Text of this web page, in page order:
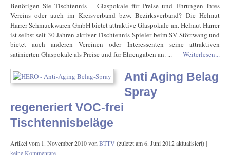
Benötigen Sie Tischtennis – Glaspokale für Preise und Ehrungen Ihres
Vereins oder auch im Kreisverband bzw. Bezirksverband? Die Helmut
Harrer Schmuckwaren GmbH bietet attraktive Glaspokale an. Helmut Harrer
ist selbst seit 30 Jahren aktiver Tischtennis-Spieler beim SV Stöttwang und
bietet auch anderen Vereinen oder Interessenten seine attraktiven
satinierten Glaspokale als Preise und für Ehrengaben an. ...
Weiterlesen...
Anti Aging Belag
Spray
regeneriert VOC-frei
Tischtennisbeläge
Artikel vom 1. November 2010von BTTV (zuletzt am6. Juni 2012aktualisiert) |
keine Kommentare